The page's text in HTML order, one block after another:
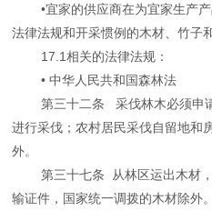
•宜家的供应商在为宜家生产产
法律法规和开采惯例的木材、竹子
17.1相关的法律法规：
• 中华人民共和国森林法
第三十二条 采伐林木必须申请
进行采伐；农村居民采伐自留地和
外。
第三十七条 从林区运出木材，
输证件，国家统一调拨的木材除外。